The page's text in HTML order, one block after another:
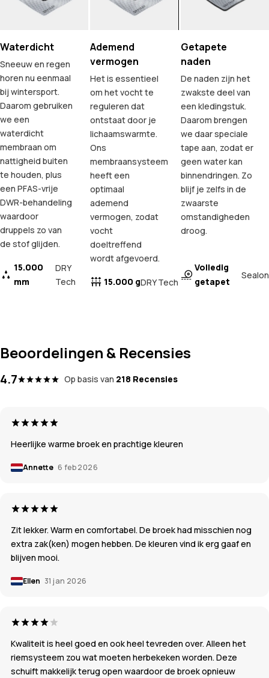
Waterdicht
Sneeuw en regen
horen nu eenmaal
bij wintersport.
Daarom gebruiken
we een
waterdicht
membraan om
nattigheid buiten
te houden, plus
een PFAS-vrije
DWR-behandeling
waardoor
druppels zo van
de stof glijden.
15.000
mm
DRY
Tech
Ademend
vermogen
Het is essentieel
om het vocht te
reguleren dat
ontstaat door je
lichaamswarmte.
Ons
membraansysteem
heeft een
optimaal
ademend
vermogen, zodat
vocht
doeltreffend
wordt afgevoerd.
15.000 gDRY Tech
Getapete
naden
De naden zijn het
zwakste deel van
een kledingstuk.
Daarom brengen
we daar speciale
tape aan, zodat er
geen water kan
binnendringen. Zo
blijf je zelfs in de
zwaarste
omstandigheden
droog.
Volledig
getapet
Sealon
Beoordelingen & Recensies
4.7 Op basis van 218 Recensies
Heerlijke warme broek en prachtige kleuren
Annette 6 feb 2026
Zit lekker. Warm en comfortabel. De broek had misschien nog
extra zak(ken) mogen hebben. De kleuren vind ik erg gaaf en
blijven mooi.
Ellen 31 jan 2026
Kwaliteit is heel goed en ook heel tevreden over. Alleen het
riemsysteem zou wat moeten herbekeken worden. Deze
schuift makkelijk terug open waardoor de broek opnieuw